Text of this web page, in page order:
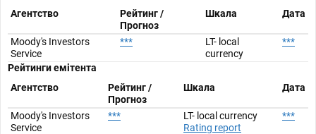
Агентство
Рейтинг /
Прогноз
Шкала Дата
Moody's Investors
Service
***
LT- local
currency
***
Рейтинги емітента
Агентство
Рейтинг /
Прогноз
Шкала Дата
Moody's Investors
Service
***
LT- local currency
Rating report
***